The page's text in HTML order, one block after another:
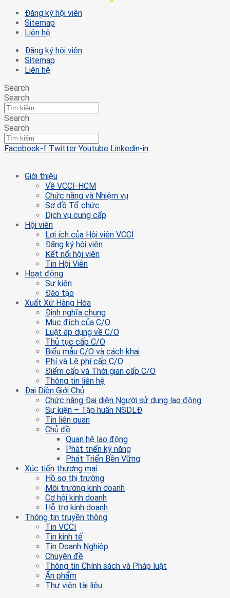
Đăng ký hội viên
Sitemap
Liên hệ
Đăng ký hội viên
Sitemap
Liên hệ
Search
Search
Search
Search
Facebook-f Twitter Youtube Linkedin-in
Giới thiệu
Về VCCI-HCM
Chức năng và Nhiệm vụ
Sơ đồ Tổ chức
Dịch vụ cung cấp
Hội viên
Lợi ích của Hội viên VCCI
Đăng ký hội viên
Kết nối hội viên
Tin Hội Viên
Hoạt động
Sự kiện
Đào tạo
Xuất Xứ Hàng Hóa
Định nghĩa chung
Mục đích của C/O
Luật áp dụng về C/O
Thủ tục cấp C/O
Biểu mẫu C/O và cách khai
Phí và Lệ phí cấp C/O
Điểm cấp và Thời gian cấp C/O
Thông tin liên hệ
Đại Diện Giới Chủ
Chức năng Đại diện Người sử dụng lao động
Sự kiện – Tập huấn NSDLĐ
Tin liên quan
Chủ đề
Quan hệ lao động
Phát triển kỹ năng
Phát Triển Bền Vững
Xúc tiến thương mại
Hồ sơ thị trường
Môi trường kinh doanh
Cơ hội kinh doanh
Hỗ trợ kinh doanh
Thông tin truyền thông
Tin VCCI
Tin kinh tế
Tin Doanh Nghiệp
Chuyên đề
Thông tin Chính sách và Pháp luật
Ấn phẩm
Thư viện tài liệu